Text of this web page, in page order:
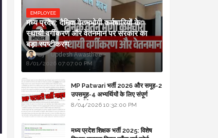
EMPLOYEE
मध्य प्रदेश: दैनिक वेतनभोगी कर्मचारियों के
स्थायी वर्गीकरण और वेतनमान पर सरकार का
बड़ा स्पष्टीकरण
Updesh Awasthee
8/01/2026 07:07:00 PM
MP Patwari भर्ती 2026 और समूह-2
उपसमूह-4 अभ्यर्थियों के लिए संपूर्ण
मार्गदर्शिका
8/04/2026 10:32:00 PM
मध्य प्रदेश शिक्षक भर्ती 2025: विशेष